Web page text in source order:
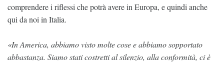
comprendere i riflessi che potrà avere in Europa, e quindi anche
qui da noi in Italia.
«In America, abbiamo visto molte cose e abbiamo sopportato
abbastanza. Siamo stati costretti al silenzio, alla conformità, ci è